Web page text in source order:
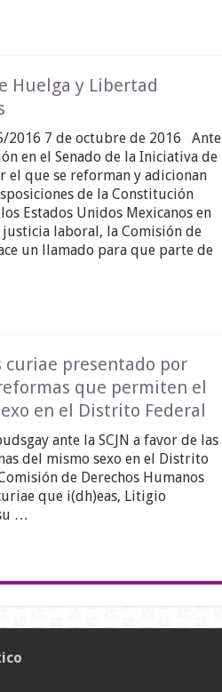
Huelga y Libertad
2016 7 de octubre de 2016 Ante
en el Senado de la Iniciativa de
el que se reforman y adicionan
de la Constitución
Estados Unidos Mexicanos en
laboral, la Comisión de
un llamado para que parte de
curiae presentado por
que permiten el
en el Distrito Federal
ante la SCJN a favor de las
del mismo sexo en el Distrito
de Derechos Humanos
que i(dh)eas, Litigio
…